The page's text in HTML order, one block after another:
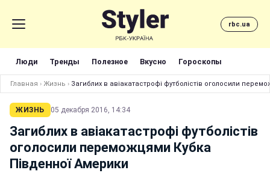
rbc.ua
Люди Тренды Полезное Вкусно Гороскопы
Главная › Жизнь › Загиблих в авіакатастрофі футболістів оголосили
ЖИЗНЬ 05 декабря 2016, 14:34
Загиблих в авіакатастрофі футболістів
оголосили переможцями Кубка
Південної Америки